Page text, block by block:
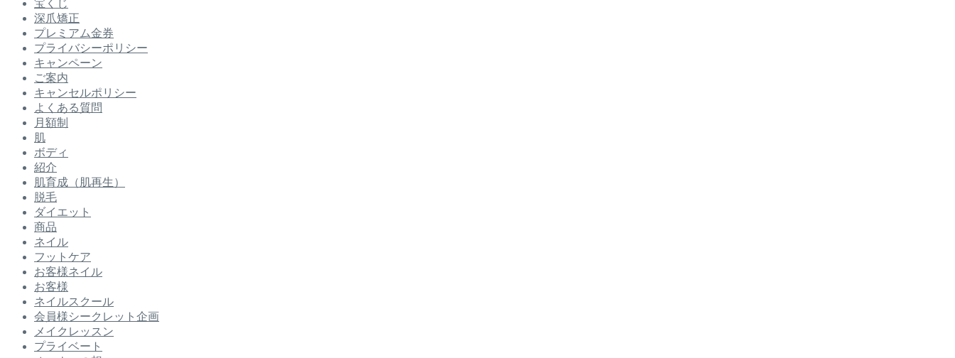
宝くじ
深爪矯正
プレミアム金券
プライバシーポリシー
キャンペーン
ご案内
キャンセルポリシー
よくある質問
月額制
肌
ボディ
紹介
肌育成（肌再生）
脱毛
ダイエット
商品
ネイル
フットケア
お客様ネイル
お客様
ネイルスクール
会員様シークレット企画
メイクレッスン
プライベート